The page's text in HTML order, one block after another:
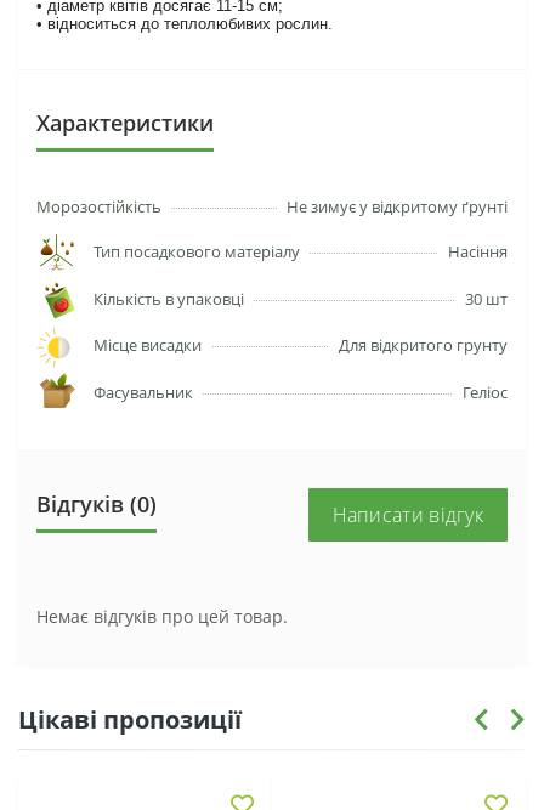
• діаметр квітів досягає 11-15 см;
• відноситься до теплолюбивих рослин.
Характеристики
Морозостійкість Не зимує у відкритому ґрунті
Тип посадкового матеріалу Насіння
Кількість в упаковці 30 шт
Місце висадки Для відкритого грунту
Фасувальник Геліос
Відгуків (0) Написати відгук
Немає відгуків про цей товар.
Цікаві пропозиції